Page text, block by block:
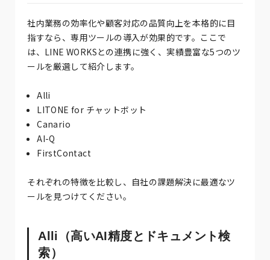
社内業務の効率化や顧客対応の品質向上を本格的に目
指すなら、専用ツールの導入が効果的です。ここで
は、LINE WORKSとの連携に強く、実績豊富な5つのツ
ールを厳選して紹介します。
Alli
LITONE for チャットボット
Canario
AI-Q
FirstContact
それぞれの特徴を比較し、自社の課題解決に最適なツ
ールを見つけてください。
Alli（高いAI精度とドキュメント検
索）